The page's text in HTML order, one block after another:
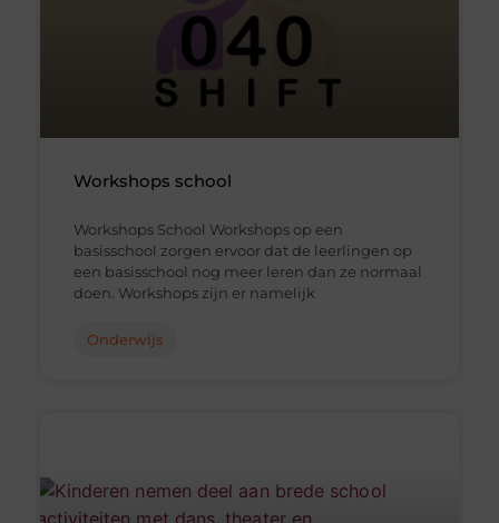
Workshops school
Workshops School Workshops op een
basisschool zorgen ervoor dat de leerlingen op
een basisschool nog meer leren dan ze normaal
doen. Workshops zijn er namelijk
Onderwijs